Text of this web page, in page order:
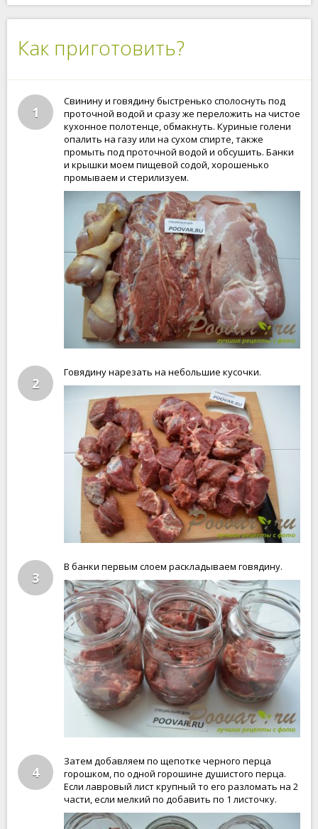
Как приготовить?
1
Свинину и говядину быстренько сполоснуть под
проточной водой и сразу же переложить на чистое
кухонное полотенце, обмакнуть. Куриные голени
опалить на газу или на сухом спирте, также
промыть под проточной водой и обсушить. Банки
и крышки моем пищевой содой, хорошенько
промываем и стерилизуем.
2
Говядину нарезать на небольшие кусочки.
3
В банки первым слоем раскладываем говядину.
4
Затем добавляем по щепотке черного перца
горошком, по одной горошине душистого перца.
Если лавровый лист крупный то его разломать на 2
части, если мелкий по добавить по 1 листочку.